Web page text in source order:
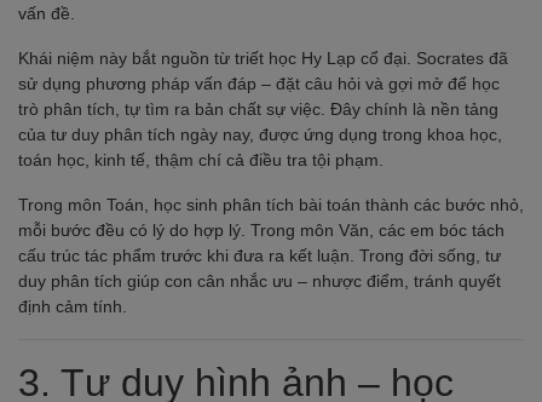
vấn đề.
Khái niệm này bắt nguồn từ triết học Hy Lạp cổ đại. Socrates đã
sử dụng phương pháp vấn đáp – đặt câu hỏi và gợi mở để học
trò phân tích, tự tìm ra bản chất sự việc. Đây chính là nền tảng
của tư duy phân tích ngày nay, được ứng dụng trong khoa học,
toán học, kinh tế, thậm chí cả điều tra tội phạm.
Trong môn Toán, học sinh phân tích bài toán thành các bước nhỏ,
mỗi bước đều có lý do hợp lý. Trong môn Văn, các em bóc tách
cấu trúc tác phẩm trước khi đưa ra kết luận. Trong đời sống, tư
duy phân tích giúp con cân nhắc ưu – nhược điểm, tránh quyết
định cảm tính.
3. Tư duy hình ảnh – học